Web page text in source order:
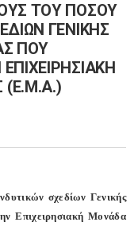
ΤΟΥ ΠΟΣΟΥ
ΓΕΝΙΚΗΣ
ΠΟΥ
σχεδίων Γενικής
Επιχειρησιακή Μονάδα